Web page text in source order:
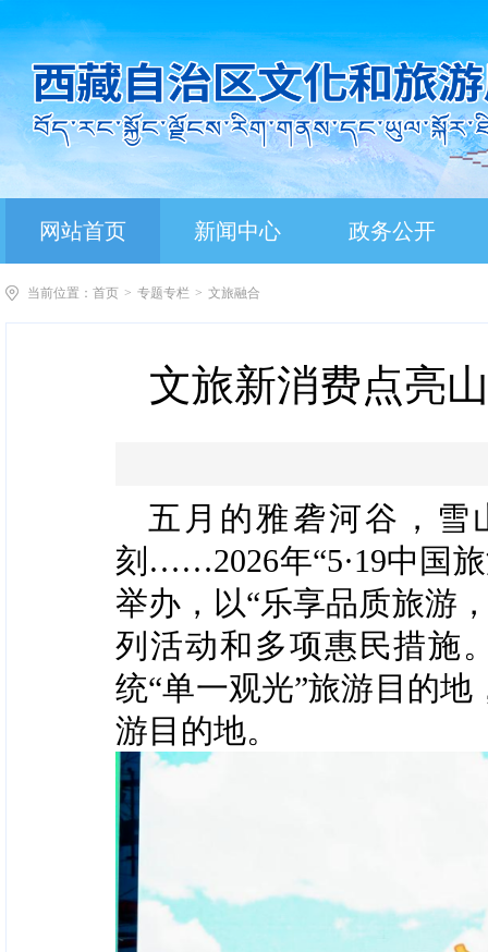
网站首页 新闻中心 政务公开
当前位置： 首页 > 专题专栏 > 文旅融合
文旅新消费点亮
五月的雅砻河谷，雪
刻 ……2026年“5·19中国
举办 ，以“乐享品质旅游
列活动和多项惠民措施
统“单一观光”旅游目的地
游目的地。